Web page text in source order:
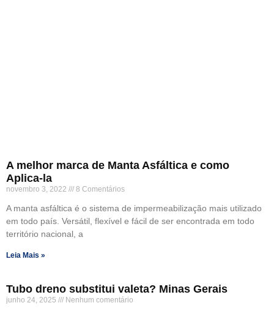
A melhor marca de Manta Asfáltica e como
Aplica-la
novembro 3, 2022 8 Comentários
A manta asfáltica é o sistema de impermeabilização mais utilizado
em todo país. Versátil, flexível e fácil de ser encontrada em todo
território nacional, a
Leia Mais »
Tubo dreno substitui valeta? Minas Gerais
junho 24, 2025 Nenhum comentário